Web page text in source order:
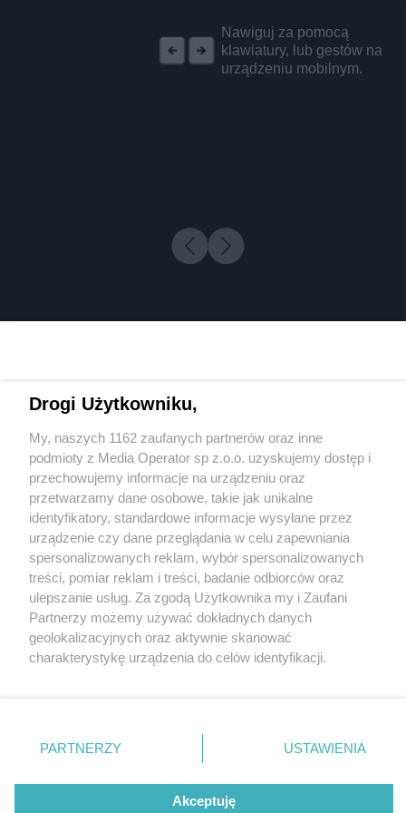
Nawiguj za pomocą
klawiatury, lub gestów na
urządzeniu mobilnym.
4 / 0
Wydawca mediów lokalnych
Nie zapomnij
zapoznać się z:
polityką prywatności regulamin korzystania z portali
Twojemiasto
Piekary Śląskie
Chorzów
Tarnowskie Góry
Gliwice
Skontakuj sięz nami
Kontakt
Wydawca
Redakcja
Drogi Użytkowniku,
My, naszych 1162 zaufanych partnerów oraz inne
podmioty z Media Operator sp z.o.o. uzyskujemy dostęp i
przechowujemy informacje na urządzeniu oraz
przetwarzamy dane osobowe, takie jak unikalne
identyfikatory, standardowe informacje wysyłane przez
urządzenie czy dane przeglądania w celu zapewniania
spersonalizowanych reklam, wybór spersonalizowanych
treści, pomiar reklam i treści, badanie odbiorców oraz
ulepszanie usług. Za zgodą Użytkownika my i Zaufani
Partnerzy możemy używać dokładnych danych
geolokalizacyjnych oraz aktywnie skanować
charakterystykę urządzenia do celów identyfikacji.
zmienić/wycofać klikając przycisk ustawień prywatności
znajdujący się w lewym dolnym rogu strony
rodzaje przetwarzania danych nie wymagają zgody
użytkownika, ale masz prawo sprzeciwić się takiemu
PARTNERZY USTAWIENIA
Akceptuję